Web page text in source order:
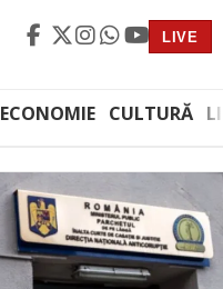
LIVE
ECONOMIE CULTURĂ